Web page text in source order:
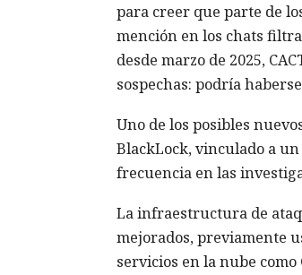
para creer que parte de
mención en los chats
desde marzo de 2025,
sospechas: podría
Uno de los posibles
BlackLock, vinculado a un
frecuencia en las
La infraestructura de
mejorados, previamente
servicios en la nube